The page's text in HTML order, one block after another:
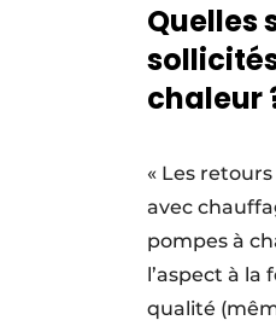
Quelles
chaleur
« Les
avec
pompes à
l’aspect à
qualité